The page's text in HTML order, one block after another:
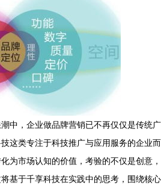
中，企业做品牌营销已不再仅仅是传统广
这类专注于科技推广与应用服务的企业而
为市场认知的价值，考验的不仅是创意，
基于千享科技在实践中的思考，围绕核心